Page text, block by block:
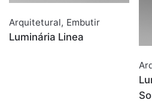
Arquitetural, Embutir
Luminária Linea